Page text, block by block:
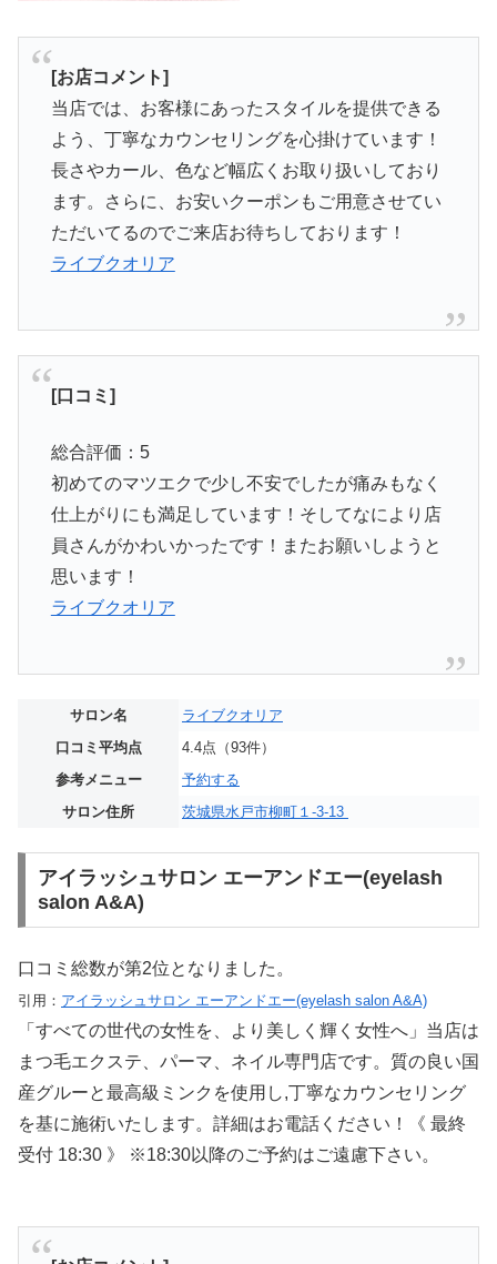
[お店コメント]
当店では、お客様にあったスタイルを提供できる
よう、丁寧なカウンセリングを心掛けています！
長さやカール、色など幅広くお取り扱いしており
ます。さらに、お安いクーポンもご用意させてい
ただいてるのでご来店お待ちしております！
ライブクオリア
[口コミ]
総合評価：5
初めてのマツエクで少し不安でしたが痛みもなく
仕上がりにも満足しています！そしてなにより店
員さんがかわいかったです！またお願いしようと
思います！
ライブクオリア
サロン名
ライブクオリア
口コミ平均点
4.4点（93件）
参考メニュー
予約する
サロン住所
茨城県水戸市柳町１-3-13
アイラッシュサロン エーアンドエー(eyelash
salon A&A)
口コミ総数が第2位となりました。
引用： アイラッシュサロン エーアンドエー(eyelash salon A&A)
「すべての世代の女性を、より美しく輝く女性へ」当店は
まつ毛エクステ、パーマ、ネイル専門店です。質の良い国
産グルーと最高級ミンクを使用し,丁寧なカウンセリング
を基に施術いたします。詳細はお電話ください！《 最終
受付 18:30 》 ※18:30以降のご予約はご遠慮下さい。